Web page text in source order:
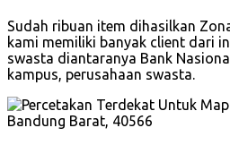
Sudah ribuan item dihasilkan
kami memiliki banyak client dari
swasta diantaranya Bank
kampus, perusahaan swasta.